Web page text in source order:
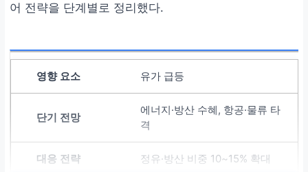
어 전략을 단계별로 정리했다.
유가 급등
에너지·방산 수혜, 항공·물류 타
격
정유·방산 비중 10~15% 확대